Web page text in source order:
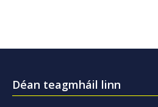
Déan teagmháil linn